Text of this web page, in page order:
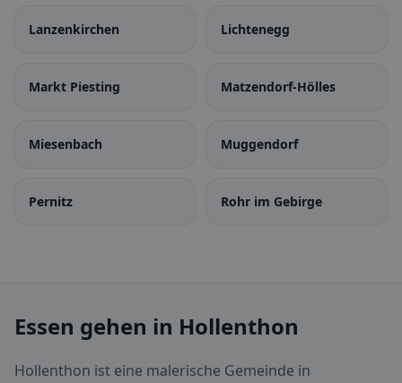
Lanzenkirchen Lichtenegg
Markt Piesting Matzendorf-Hölles
Miesenbach Muggendorf
Pernitz Rohr im Gebirge
Essen gehen in Hollenthon
Hollenthon ist eine malerische Gemeinde in